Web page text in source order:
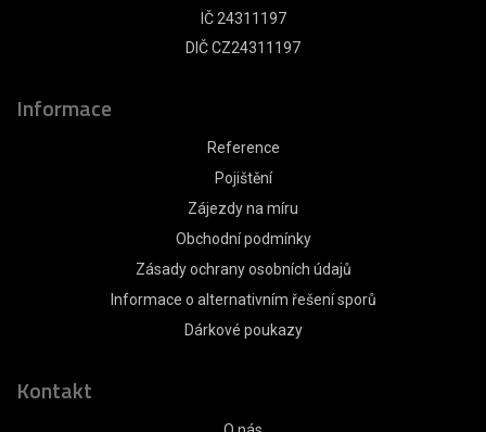
IČ 24311197
DIČ CZ24311197
Informace
Reference
Pojištění
Zájezdy na míru
Obchodní podmínky
Zásady ochrany osobních údajů
Informace o alternativním řešení sporů
Dárkové poukazy
Kontakt